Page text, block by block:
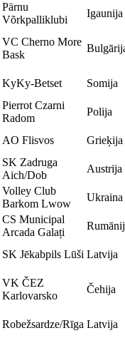
Pärnu
Võrkpalliklubi
Igaunija
VC Cherno More
Bask
KyKy-Betset Somija
Pierrot Czarni
Radom
Polija
AO Flisvos Grieķija
SK Zadruga
Aich/Dob
Austrija
Volley Club
Barkom Lwow
Ukraina
CS Municipal
Arcada Galați
SK Jēkabpils Lūši Latvija
VK ČEZ
Karlovarsko
Čehija
Robežsardze/Rīga Latvija